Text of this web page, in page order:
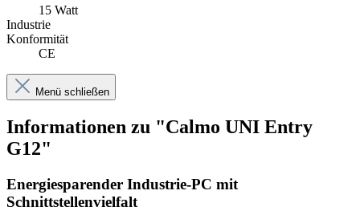
15 Watt
Industrie
Konformität
CE
Menü schließen
Informationen zu "Calmo UNI Entry
G12"
Energiesparender Industrie-PC mit
Schnittstellenvielfalt